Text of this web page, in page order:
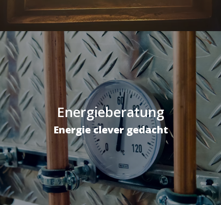
Energieberatung
Energie clever gedacht